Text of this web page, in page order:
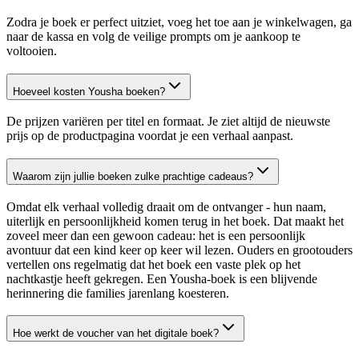
Zodra je boek er perfect uitziet, voeg het toe aan je winkelwagen, ga
naar de kassa en volg de veilige prompts om je aankoop te
voltooien.
Hoeveel kosten Yousha boeken?
De prijzen variëren per titel en formaat. Je ziet altijd de nieuwste
prijs op de productpagina voordat je een verhaal aanpast.
Waarom zijn jullie boeken zulke prachtige cadeaus?
Omdat elk verhaal volledig draait om de ontvanger - hun naam,
uiterlijk en persoonlijkheid komen terug in het boek. Dat maakt het
zoveel meer dan een gewoon cadeau: het is een persoonlijk
avontuur dat een kind keer op keer wil lezen. Ouders en grootouders
vertellen ons regelmatig dat het boek een vaste plek op het
nachtkastje heeft gekregen. Een Yousha-boek is een blijvende
herinnering die families jarenlang koesteren.
Hoe werkt de voucher van het digitale boek?